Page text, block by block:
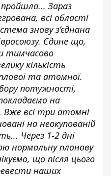
Зараз
всі області
знову з’єднана
Єдине що,
тимчасово
кількість
та атомної.
потужності,
на
Вже всі три атомні
на неокупованій
Через 1-2 дні
нормальну планову
що після цього
наших